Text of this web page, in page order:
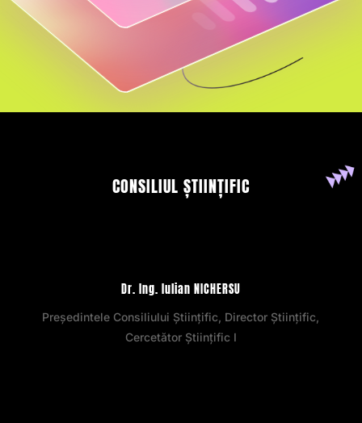
CONSILIUL ȘTIINȚIFIC
Dr. Ing. Iulian NICHERSU
Președintele Consiliului Științific, Director Științific,
Cercetător Științific I